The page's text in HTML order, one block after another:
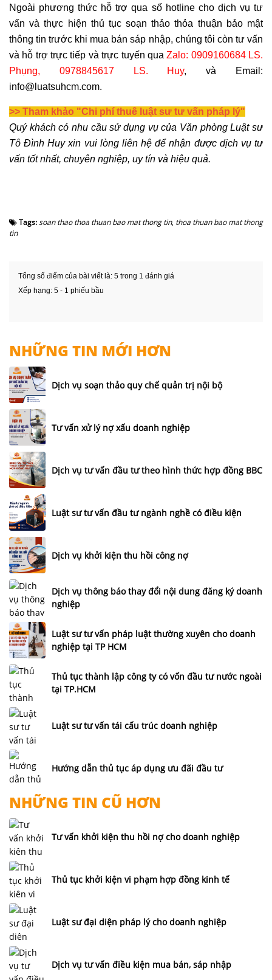
Ngoài phương thức hỗ trợ qua số hotline cho dịch vụ tư
vấn và thực hiện thủ tục soạn thảo thỏa thuận bảo mật
thông tin trước khi mua bán sáp nhập, chúng tôi còn tư vấn
và hỗ trợ trực tiếp và trực tuyến quaZalo: 0909160684 LS.
Phụng, 0978845617 LS. Huy, và Email:
info@luatsuhcm.com.
>> Tham khảo "Chi phí thuê luật sư tư vấn pháp lý"
Quý khách có nhu cầu sử dụng vụ của Văn phòng Luật sư
Tô Đình Huy xin vui lòng liên hệ để nhận được dịch vụ tư
vấn tốt nhất, chuyên nghiệp, uy tín và hiệu quả.
Tags:soan thao thoa thuan bao mat thong tin, thoa thuan bao mat thong
tin
Tổng số điểm của bài viết là: 5 trong 1 đánh giá
Xếp hạng: 5 - 1 phiếu bầu
NHỮNG TIN MỚI HƠN
Dịch vụ soạn thảo quy chế quản trị nội bộ
Tư vấn xử lý nợ xấu doanh nghiệp
Dịch vụ tư vấn đầu tư theo hình thức hợp đồng BBC
Luật sư tư vấn đầu tư ngành nghề có điều kiện
Dịch vụ khởi kiện thu hồi công nợ
Dịch vụ thông báo thay đổi nội dung đăng ký doanh
nghiệp
Luật sư tư vấn pháp luật thường xuyên cho doanh
nghiệp tại TP HCM
Thủ tục thành lập công ty có vốn đầu tư nước ngoài
tại TP.HCM
Luật sư tư vấn tái cấu trúc doanh nghiệp
Hướng dẫn thủ tục áp dụng ưu đãi đầu tư
NHỮNG TIN CŨ HƠN
Tư vấn khởi kiện thu hồi nợ cho doanh nghiệp
Thủ tục khởi kiện vi phạm hợp đồng kinh tế
Luật sư đại diện pháp lý cho doanh nghiệp
Dịch vụ tư vấn điều kiện mua bán, sáp nhập